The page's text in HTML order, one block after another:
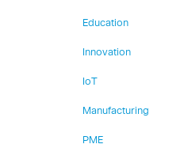
Education
Innovation
IoT
Manufacturing
PME